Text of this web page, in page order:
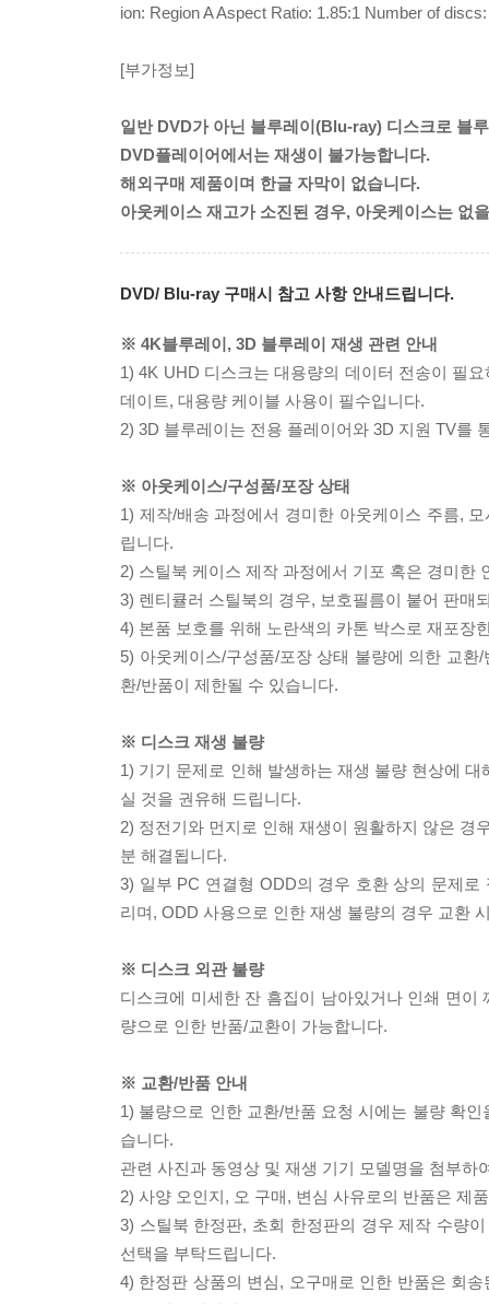
ion: Region A Aspect Ratio: 1.85:1 Number of
[부가정보]
일반 DVD가 아닌 블루레이(Blu-ray) 디스크로 블
DVD플레이어에서는 재생이 불가능합니다.
해외구매 제품이며 한글 자막이 없습니다.
아웃케이스 재고가 소진된 경우, 아웃케이스는 없
DVD/ Blu-ray 구매시 참고 사항 안내드립니다.
※ 4K블루레이, 3D 블루레이 재생 관련 안내
1) 4K UHD 디스크는 대용량의 데이터 전송이 필
데이트, 대용량 케이블 사용이 필수입니다.
2) 3D 블루레이는 전용 플레이어와 3D 지원 TV를
※ 아웃케이스/구성품/포장 상태
1) 제작/배송 과정에서 경미한 아웃케이스 주름,
립니다.
2) 스틸북 케이스 제작 과정에서 기포 혹은 경미한
3) 렌티큘러 스틸북의 경우, 보호필름이 붙어 판매
4) 본품 보호를 위해 노란색의 카톤 박스로 재포장
5) 아웃케이스/구성품/포장 상태 불량에 의한 교
환/반품이 제한될 수 있습니다.
※ 디스크 재생 불량
1) 기기 문제로 인해 발생하는 재생 불량 현상에
실 것을 권유해 드립니다.
2) 정전기와 먼지로 인해 재생이 원활하지 않은 경
분 해결됩니다.
3) 일부 PC 연결형 ODD의 경우 호환 상의 문제
리며, ODD 사용으로 인한 재생 불량의 경우 교환
※ 디스크 외관 불량
디스크에 미세한 잔 흠집이 남아있거나 인쇄 면
량으로 인한 반품/교환이 가능합니다.
※ 교환/반품 안내
1) 불량으로 인한 교환/반품 요청 시에는 불량 확
습니다.
관련 사진과 동영상 및 재생 기기 모델명을 첨부하
2) 사양 오인지, 오 구매, 변심 사유로의 반품은 제
3) 스틸북 한정판, 초회 한정판의 경우 제작 수량
선택을 부탁드립니다.
4) 한정판 상품의 변심, 오구매로 인한 반품은 회